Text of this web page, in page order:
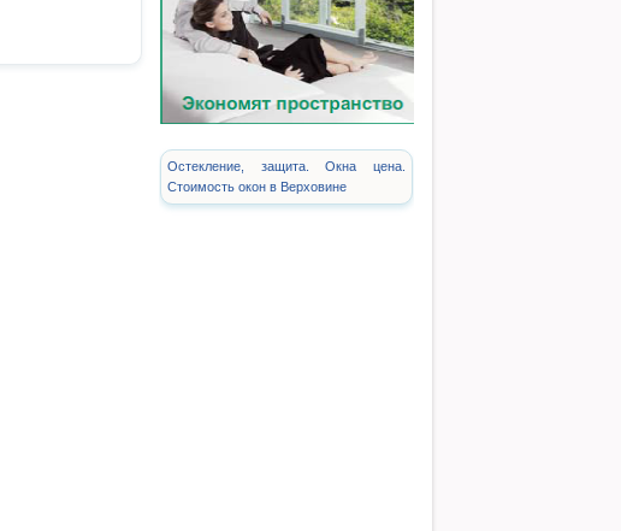
Остекление, защита. Окна цена.
Стоимость окон в Верховине